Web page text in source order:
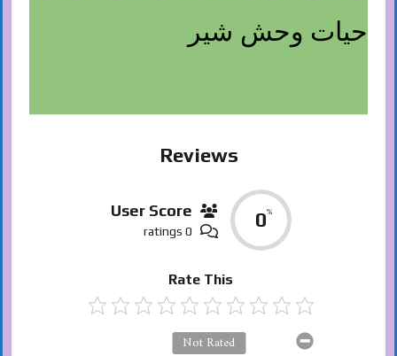
حیات وحش شیر
Reviews
0%
User Score
0 ratings
Rate This
Not Rated